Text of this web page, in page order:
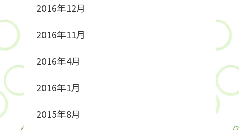
2016年12月
2016年11月
2016年4月
2016年1月
2015年8月